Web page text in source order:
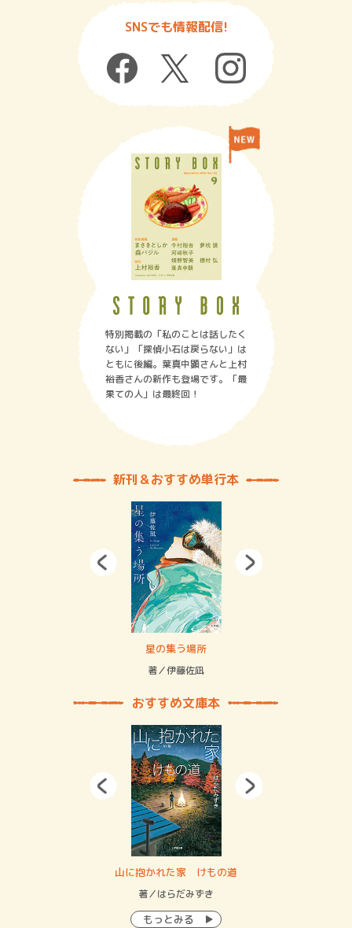
SNSでも情報配信!
特別掲載の「私のことは話したく
ない」「探偵小石は戻らない」は
ともに後編。葉真中顕さんと上村
裕香さんの新作も登場です。「最
果ての人」は最終回！
新刊＆おすすめ単行本
星の集う場所
著／伊藤佐凪
おすすめ文庫本
山に抱かれた家 けもの道
著／はらだみずき
もっとみる